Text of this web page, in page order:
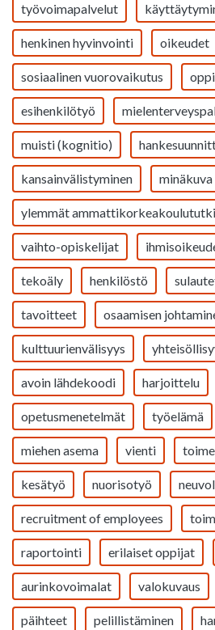
työvoimapalvelut
henkinen hyvinvointi oikeudet
sosiaalinen vuorovaikutus
esihenkilötyö
muisti (kognitio)
kansainvälistyminen minäkuva
ylemmät
vaihto-opiskelijat
tekoäly henkilöstö
tavoitteet osaamisen
kulttuurienvälisyys
avoin lähdekoodi harjoittelu
opetusmenetelmät työelämä
miehen asema vienti
kesätyö nuorisotyö
recruitment of employees
raportointi erilaiset oppijat
aurinkovoimalat valokuvaus
päihteet pelillistäminen